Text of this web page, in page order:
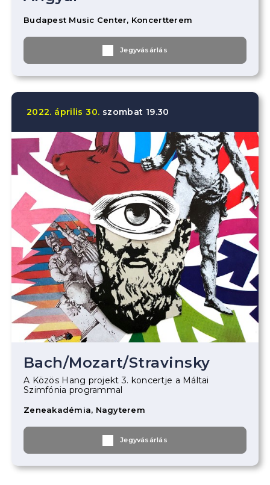
Budapest Music Center, Koncertterem
Jegyvásárlás
2022. április 30. szombat 19.30
Bach/Mozart/Stravinsky
A Közös Hang projekt 3. koncertje a Máltai
Szimfónia programmal
Zeneakadémia, Nagyterem
Jegyvásárlás